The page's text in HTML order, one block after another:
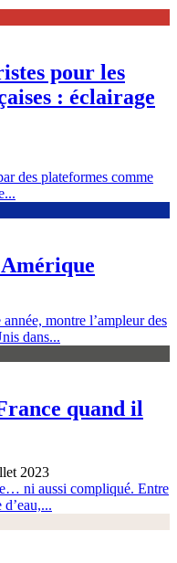
pour les
: éclairage
des plateformes comme
montre l’ampleur des
dans...
quand il
2023
ni aussi compliqué. Entre